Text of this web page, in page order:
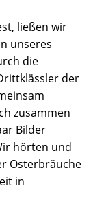
ließen wir
unseres
die
der
zusammen
Bilder
hörten und
Osterbräuche
in